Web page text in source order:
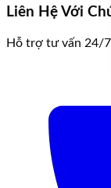
Liên Hệ Với
Hỗ trợ tư vấn 24/7